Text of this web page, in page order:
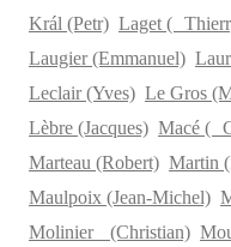
Král (Petr) Laget (
Laugier (Emmanuel)
Leclair (Yves) Le Gros
Lèbre (Jacques) Macé (
Marteau (Robert) Martin
Maulpoix (Jean-Michel)
Molinier (Christian)